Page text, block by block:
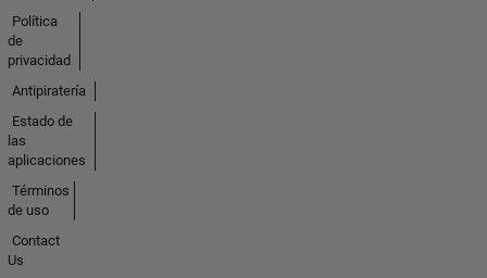
Política
de
privacidad
Antipiratería
Estado de
las
aplicaciones
Términos
de uso
Contact
Us